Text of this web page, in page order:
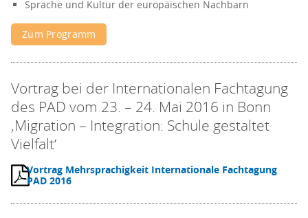
Sprache und Kultur der europäischen Nachbarn
Zum Programm
Vortrag bei der Internationalen Fachtagung
des PAD vom 23. – 24. Mai 2016 in Bonn
‚Migration – Integration: Schule gestaltet
Vielfalt‘
Vortrag Mehrsprachigkeit Internationale Fachtagung
PAD 2016